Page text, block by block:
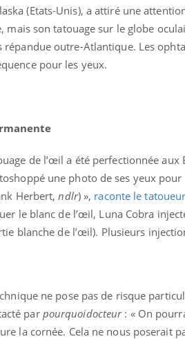
(Etats-Unis), a attiré une
mais son tatouage sur le globe
répandue outre-Atlantique. Les
pour les yeux.
de l’œil a été perfectionnée
une photo de ses yeux
Herbert,ndlr) », raconte le
le blanc de l’œil, Luna Cobra
blanche de l’œil). Plusieurs
ne pose pas de risque
par pourquoidocteur : « On
la cornée. Cela ne nous poserait
Fortes
Le
freiner
cancer ?